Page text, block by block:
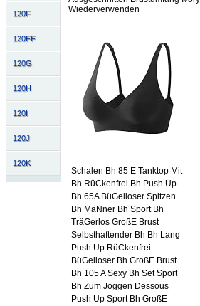
120F
120FF
120G
120H
120I
120J
120K
Wiederverwenden
Schalen Bh 85 E Tanktop Mit
Bh RüCkenfrei Bh Push Up
Bh 65A BüGelloser Spitzen
Bh MäNner Bh Sport Bh
TräGerlos GroßE Brust
Selbsthaftender Bh Bh Lang
Push Up RüCkenfrei
BüGelloser Bh GroßE Brust
Bh 105 A Sexy Bh Set Sport
Bh Zum Joggen Dessous
Push Up Sport Bh GroßE